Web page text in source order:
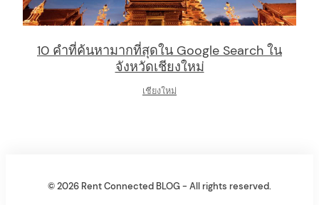
10 คำที่ค้นหามากที่สุดใน Google Search ใน
จังหวัดเชียงใหม่
เชียงใหม่
© 2026 Rent Connected BLOG - All rights reserved.